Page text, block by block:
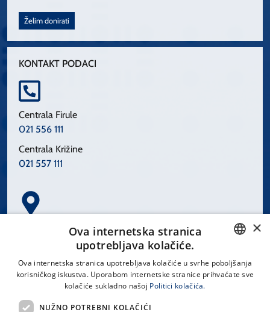
Želim donirati
KONTAKT PODACI
Centrala Firule
021 556 111
Centrala Križine
021 557 111
Spinčićeva 1, 21000 Split
CROATIAN
×
Ova internetska stranica
upotrebljava kolačiće.
Ova internetska stranica upotrebljava kolačiće u svrhe poboljšanja
korisničkog iskustva. Uporabom internetske stranice prihvaćate sve
kolačiće sukladno našoj Politici kolačića.
NUŽNO POTREBNI KOLAČIĆI